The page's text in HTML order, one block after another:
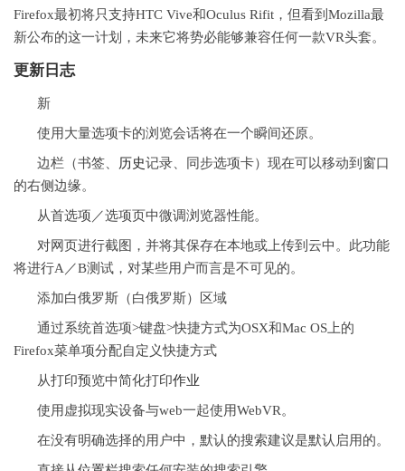
Firefox最初将只支持HTC Vive和Oculus Rifit，但看到Mozilla最
新公布的这一计划，未来它将势必能够兼容任何一款VR头套。
更新日志
新
使用大量选项卡的浏览会话将在一个瞬间还原。
边栏（书签、 历史记录、同步选项卡）现在可以移动到窗口
的右侧边缘。
从首选项／选项页中微调浏览器性能。
对网页进行截图，并将其保存在本地或上传到云中。此功能
将进行A／B测试，对某些用户而言是不可见的。
添加白俄罗斯（白俄罗斯）区域
通过系统首选项>键盘>快捷方式为OSX和Mac OS上的
Firefox菜单项分配自定义快捷方式
从打印预览中简化打印作业
使用虚拟现实设备与web一起使用WebVR。
在没有明确选择的用户中，默认的搜索建议是默认启用的。